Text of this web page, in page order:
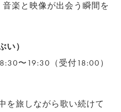
楽と映像が出会う瞬間を
い）
〜19:30（受付18:00）
を旅しながら歌い続けて